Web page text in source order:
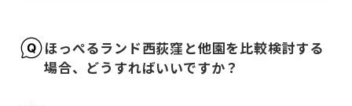
ほっぺるランド西荻窪と他園を比較検討する
場合、どうすればいいですか？